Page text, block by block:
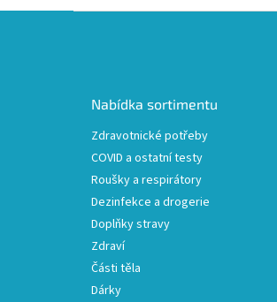
Nabídka sortimentu
Zdravotnické potřeby
COVID a ostatní testy
Roušky a respirátory
Dezinfekce a drogerie
Doplňky stravy
Zdraví
Části těla
Dárky